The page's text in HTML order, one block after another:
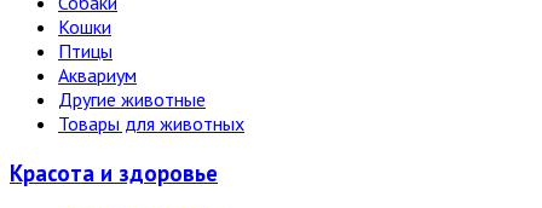
Кошки
Птицы
Аквариум
Другие животные
Товары для животных
Красота и здоровье